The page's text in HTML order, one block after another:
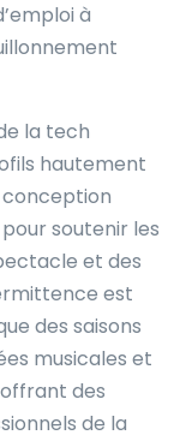
à
la tech
hautement
conception
soutenir les
et des
est
des saisons
musicales et
des
de la